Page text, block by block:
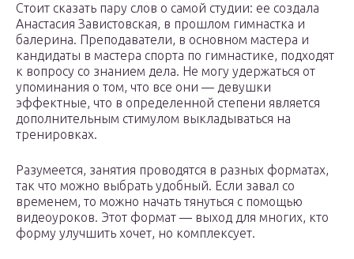
Стоит сказать пару слов о самой студии: ее создала
Анастасия Завистовская, в прошлом гимнастка и
балерина. Преподаватели, в основном мастера и
кандидаты в мастера спорта по гимнастике, подходят
к вопросу со знанием дела. Не могу удержаться от
упоминания о том, что все они — девушки
эффектные, что в определенной степени является
дополнительным стимулом выкладываться на
тренировках.
Разумеется, занятия проводятся в разных форматах,
так что можно выбрать удобный. Если завал со
временем, то можно начать тянуться с помощью
видеоуроков. Этот формат — выход для многих, кто
форму улучшить хочет, но комплексует.